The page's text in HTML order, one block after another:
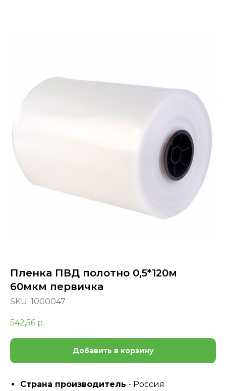
Пленка ПВД полотно 0,5*120м
60мкм первичка
SKU: 1000047
542,56 р.
Добавить в корзину
Страна производитель - Россия